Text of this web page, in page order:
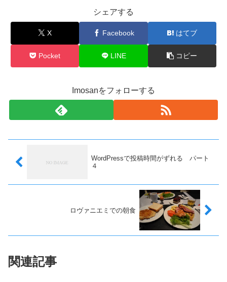
シェアする
X Facebook はてブ
Pocket LINE コピー
Imosanをフォローする
WordPressで投稿時間がずれる パート
４
ロヴァニエミでの朝食
関連記事